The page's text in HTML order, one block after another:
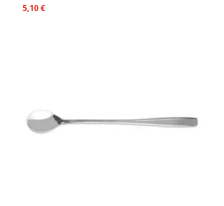
5,10€